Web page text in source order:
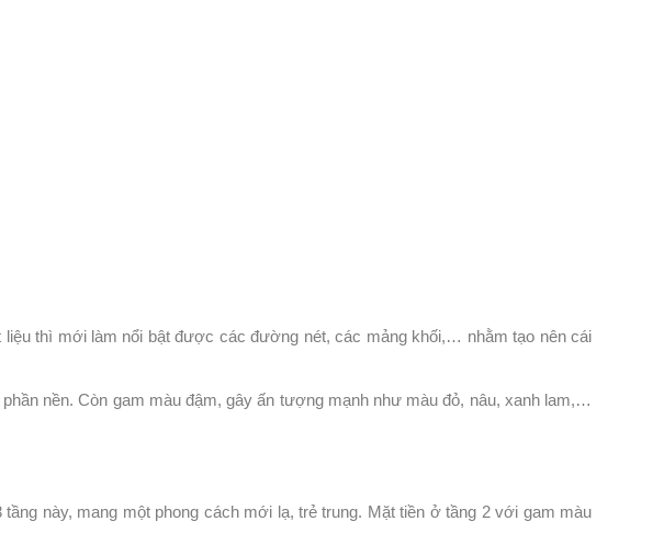
thì mới làm nổi bật được các đường nét, các mảng khối,… nhằm tạo nên cái
nền. Còn gam màu đậm, gây ấn tượng mạnh như màu đỏ, nâu, xanh lam,…
này, mang một phong cách mới lạ, trẻ trung. Mặt tiền ở tầng 2 với gam màu